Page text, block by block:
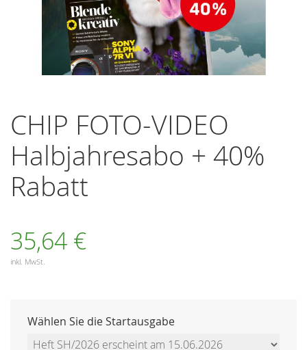
der
Bildergalerie
springen
CHIP FOTO-VIDEO
Halbjahresabo + 40%
Rabatt
35,64 €
inkl. MwSt.
Wählen Sie die Startausgabe